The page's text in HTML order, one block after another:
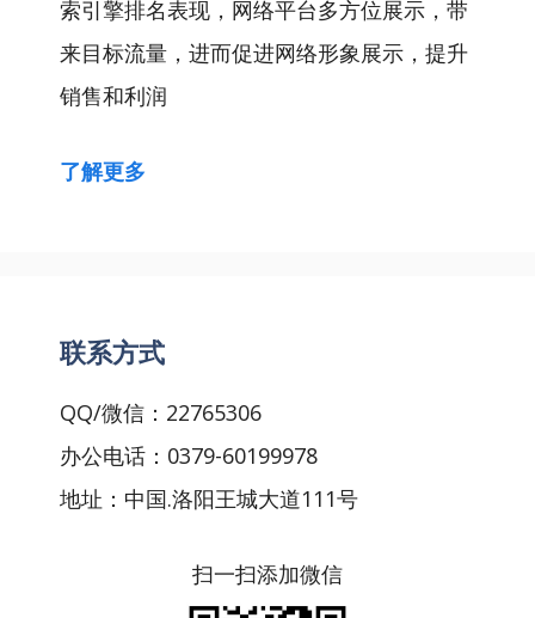
索引擎排名表现，网络平台多方位展示，带
来目标流量，进而促进网络形象展示，提升
销售和利润
了解更多
联系方式
QQ/微信：22765306
办公电话：0379-60199978
地址：中国.洛阳王城大道111号
扫一扫添加微信